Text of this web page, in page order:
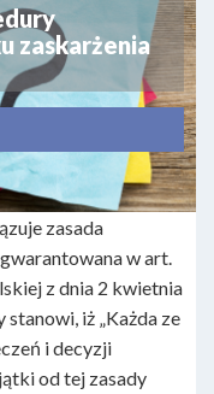
zaskarżenia
zasada
w art.
z dnia 2 kwietnia
iż „Każda ze
i decyzji
od tej zasady